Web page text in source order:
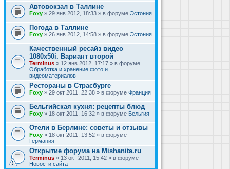
Автовокзал в Таллине
Foxy » 29 янв 2012, 18:33 » в форуме Эстония
Погода в Таллине
Foxy » 26 янв 2012, 14:58 » в форуме Эстония
Качественный ресайз видео
1080x50i. Вариант второй
Terminus » 12 янв 2012, 17:17 » в форуме
Обработка и хранение фото и
видеоматериалов
Рестораны в Страсбурге
Foxy » 29 окт 2011, 22:38 » в форуме Франция
Бельгийская кухня: рецепты блюд
Foxy » 18 окт 2011, 16:32 » в форуме Бельгия
Отели в Берлине: советы и отзывы
Foxy » 18 окт 2011, 13:52 » в форуме
Германия
Открытие форума на Mishanita.ru
Terminus » 13 окт 2011, 15:42 » в форуме
Новости сайта